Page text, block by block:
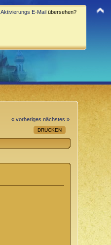
Aktivierungs E-Mail übersehen?
« vorheriges nächstes »
DRUCKEN